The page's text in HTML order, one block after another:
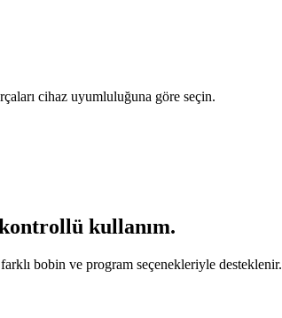
cihaz uyumluluğuna göre seçin.
kullanım.
bobin ve program seçenekleriyle desteklenir.